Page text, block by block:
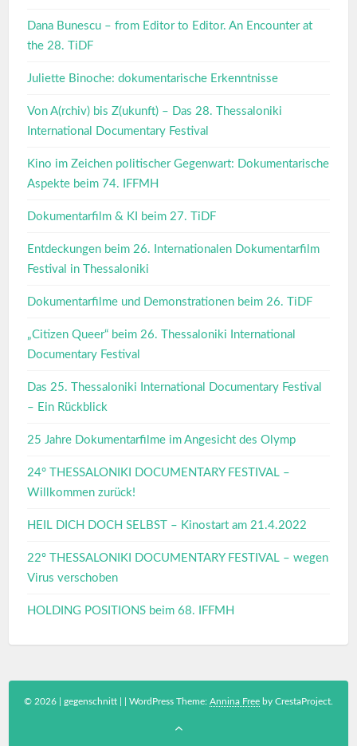
Dana Bunescu – from Editor to Editor. An Encounter at
the 28. TiDF
Juliette Binoche: dokumentarische Erkenntnisse
Von A(rchiv) bis Z(ukunft) – Das 28. Thessaloniki
International Documentary Festival
Kino im Zeichen politischer Gegenwart: Dokumentarische
Aspekte beim 74. IFFMH
Dokumentarfilm & KI beim 27. TiDF
Entdeckungen beim 26. Internationalen Dokumentarfilm
Festival in Thessaloniki
Dokumentarfilme und Demonstrationen beim 26. TiDF
„Citizen Queer“ beim 26. Thessaloniki International
Documentary Festival
Das 25. Thessaloniki International Documentary Festival
– Ein Rückblick
25 Jahre Dokumentarfilme im Angesicht des Olymp
24° THESSALONIKI DOCUMENTARY FESTIVAL –
Willkommen zurück!
HEIL DICH DOCH SELBST – Kinostart am 21.4.2022
22º THESSALONIKI DOCUMENTARY FESTIVAL – wegen
Virus verschoben
HOLDING POSITIONS beim 68. IFFMH
© 2026 | gegenschnitt | WordPress Theme: Annina Free by CrestaProject.